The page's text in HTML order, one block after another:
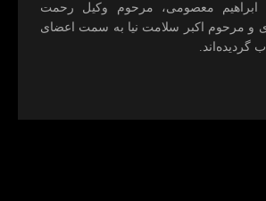
معصومی، مرحوم وکیل رحمت
و مرحوم اكبر سلامت نيا به سمت اعضای
گرديده‌اند.